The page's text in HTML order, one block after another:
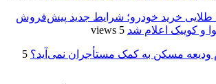
خرید خودرو؛ شرایط جدید پیش‌فروش
و کوییک اعلام شد 5 views
ودیعه مسکن به کمک مستأجران نمی‌آید؟ 5